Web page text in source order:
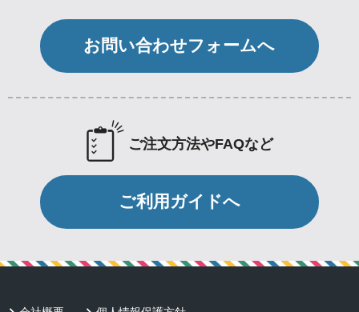
お問い合わせフォームへ
ご注文方法やFAQなど
ご利用ガイドへ